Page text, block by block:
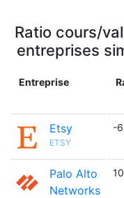
Ratio cours/
entreprises
Entreprise
Etsy
ETSY
-
Palo Alto
Networks